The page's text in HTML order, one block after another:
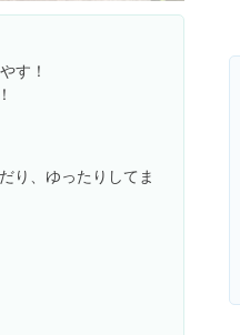
す！
り、ゆったりしてま